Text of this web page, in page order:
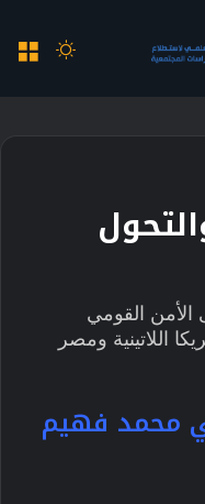
الوضع
الأمن القومي
اللاتينية ومصر
محمد فهيم